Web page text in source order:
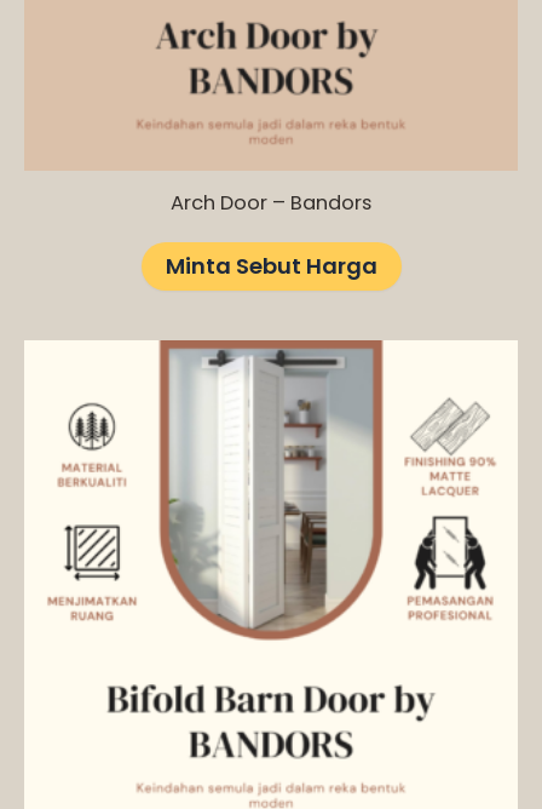
Arch Door – Bandors
Minta Sebut Harga